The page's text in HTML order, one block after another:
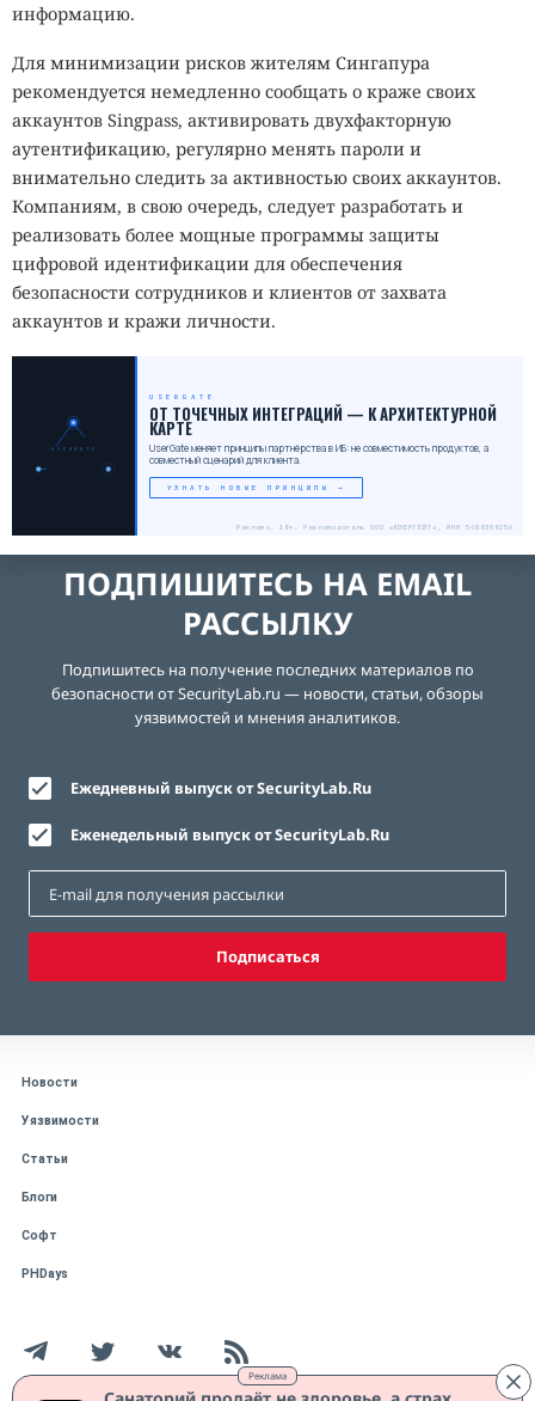
Реклама
информацию.
Для минимизации рисков жителям Сингапура
рекомендуется немедленно сообщать о краже своих
аккаунтов Singpass, активировать двухфакторную
аутентификацию, регулярно менять пароли и
внимательно следить за активностью своих аккаунтов.
Компаниям, в свою очередь, следует разработать и
реализовать более мощные программы защиты
цифровой идентификации для обеспечения
безопасности сотрудников и клиентов от захвата
аккаунтов и кражи личности.
USERGATE
USERGATE
ОТ ТОЧЕЧНЫХ ИНТЕГРАЦИЙ — К АРХИТЕКТУРНОЙ
КАРТЕ
UserGate меняет принципы партнёрства в ИБ: не совместимость продуктов, а
совместный сценарий для клиента.
УЗНАТЬ НОВЫЕ ПРИНЦИПЫ →
Реклама. 18+. Рекламодатель ООО «ЮЗЕРГЕЙТ», ИНН 5408308256
ПОДПИШИТЕСЬ НА EMAIL
РАССЫЛКУ
Подпишитесь на получение последних материалов по
безопасности от SecurityLab.ru — новости, статьи, обзоры
уязвимостей и мнения аналитиков.
Ежедневный выпуск от SecurityLab.Ru
Еженедельный выпуск от SecurityLab.Ru
Подписаться
Новости
Уязвимости
Статьи
Блоги
Софт
PHDays